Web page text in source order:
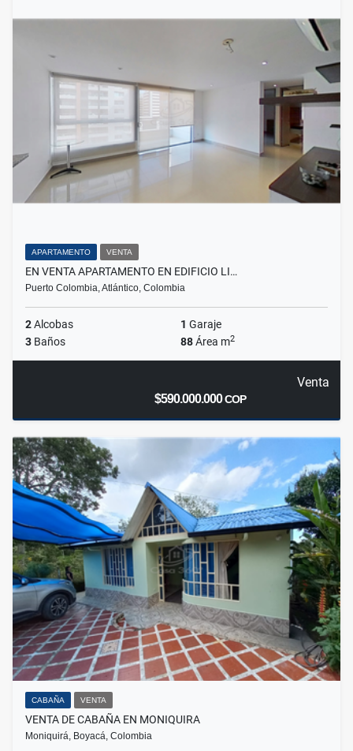
APARTAMENTO VENTA
EN VENTA APARTAMENTO EN EDIFICIO LI…
Puerto Colombia, Atlántico, Colombia
2Alcobas 1 Garaje
3 Baños 88Área m2
Venta
$590.000.000COP
CABAÑA VENTA
VENTA DE CABAÑA EN MONIQUIRA
Moniquirá, Boyacá, Colombia